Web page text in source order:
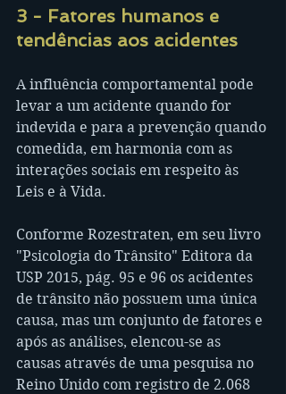
3 - Fatores humanos e
tendências aos acidentes
A influência comportamental pode
levar a um acidente quando for
indevida e para a prevenção quando
comedida, em harmonia com as
interações sociais em respeito às
Leis e à Vida.
Conforme Rozestraten, em seu livro
"Psicologia do Trânsito" Editora da
USP 2015, pág. 95 e 96 os acidentes
de trânsito não possuem uma única
causa, mas um conjunto de fatores e
após as análises, elencou-se as
causas através de uma pesquisa no
Reino Unido com registro de 2.068